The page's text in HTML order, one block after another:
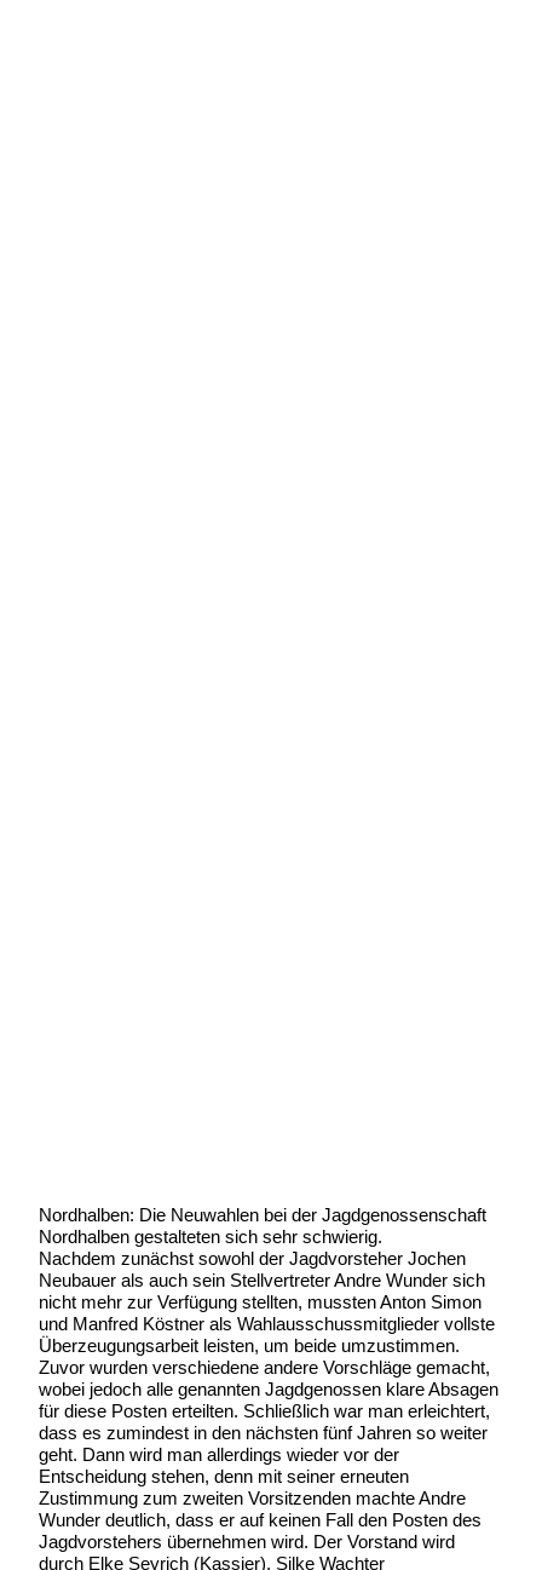
Nordhalben: Die Neuwahlen bei der Jagdgenossenschaft
Nordhalben gestalteten sich sehr schwierig.
Nachdem zunächst sowohl der Jagdvorsteher Jochen
Neubauer als auch sein Stellvertreter Andre Wunder sich
nicht mehr zur Verfügung stellten, mussten Anton Simon
und Manfred Köstner als Wahlausschussmitglieder vollste
Überzeugungsarbeit leisten, um beide umzustimmen.
Zuvor wurden verschiedene andere Vorschläge gemacht,
wobei jedoch alle genannten Jagdgenossen klare Absagen
für diese Posten erteilten. Schließlich war man erleichtert,
dass es zumindest in den nächsten fünf Jahren so weiter
geht. Dann wird man allerdings wieder vor der
Entscheidung stehen, denn mit seiner erneuten
Zustimmung zum zweiten Vorsitzenden machte Andre
Wunder deutlich, dass er auf keinen Fall den Posten des
Jagdvorstehers übernehmen wird. Der Vorstand wird
durch Elke Seyrich (Kassier), Silke Wachter